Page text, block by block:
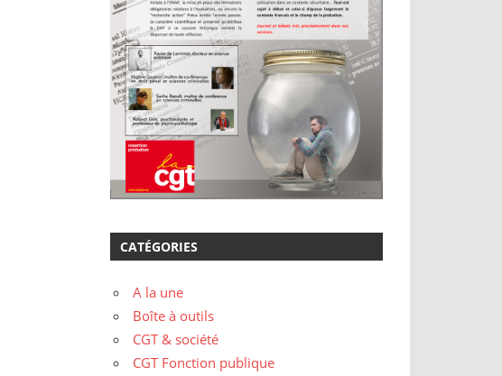
CATÉGORIES
A la une
Boîte à outils
CGT & société
CGT Fonction publique